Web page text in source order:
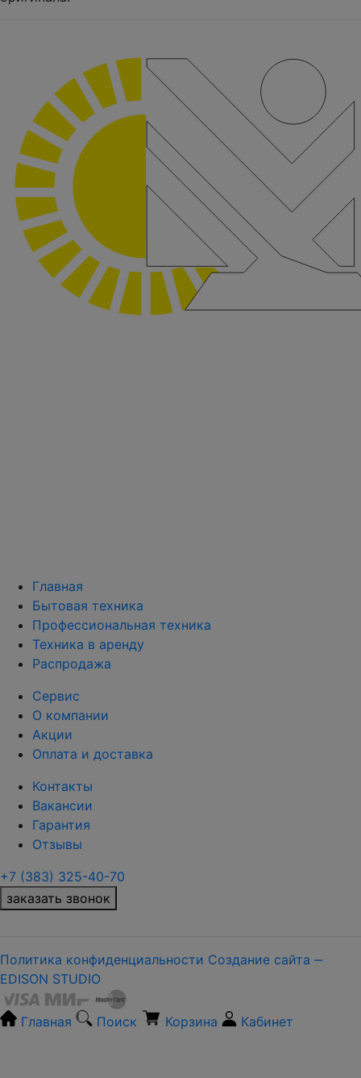
Главная
Бытовая техника
Профессиональная техника
Техника в аренду
Распродажа
Сервис
О компании
Акции
Оплата и доставка
Контакты
Вакансии
Гарантия
Отзывы
+7 (383) 325-40-70
заказать звонок
Политика конфиденциальности Создание сайта ‒
EDISON STUDIO
Главная Поиск Корзина Кабинет